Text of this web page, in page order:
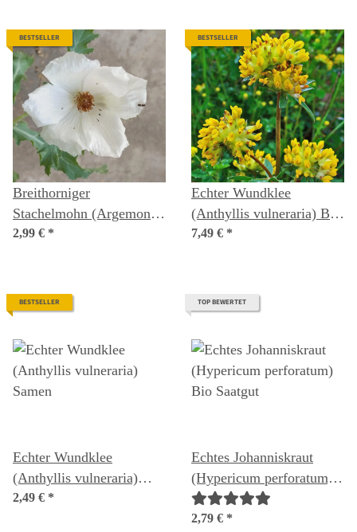
BESTSELLER
Breithorniger
Stachelmohn (Argemone
platyceras) Bio Saatgut
2,99 € *
BESTSELLER
Echter Wundklee
(Anthyllis vulneraria) Bio
Saatgut
7,49 € *
BESTSELLER
Echter Wundklee
(Anthyllis vulneraria)
Samen
2,49 € *
TOP BEWERTET
Echtes Johanniskraut
(Hypericum perforatum)
Bio Saatgut
2,79 € *